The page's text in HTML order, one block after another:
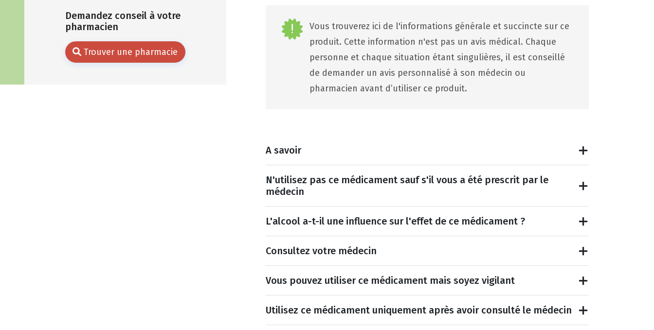
Demandez conseil à votre
pharmacien
Trouver une pharmacie
Vous trouverez ici de l'informations générale et succincte sur ce
produit. Cette information n'est pas un avis médical. Chaque
personne et chaque situation étant singulières, il est conseillé
de demander un avis personnalisé à son médecin ou
pharmacien avant d’utiliser ce produit.
A savoir
N'utilisez pas ce médicament sauf s'il vous a été prescrit par le
médecin
L'alcool a-t-il une influence sur l'effet de ce médicament ?
Consultez votre médecin
Vous pouvez utiliser ce médicament mais soyez vigilant
Utilisez ce médicament uniquement après avoir consulté le médecin